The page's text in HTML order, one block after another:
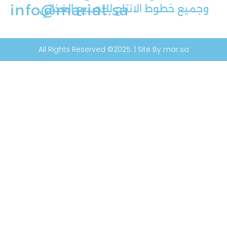
info@mariat.sa
وجميع خطوط الانتاج للتصنيع الغذائي
All Rights Reserved ©2025. | Site By mar.sa